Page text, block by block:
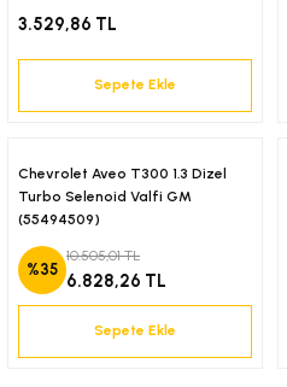
3.529,86 TL
Sepete Ekle
Chevrolet Aveo T300 1.3 Dizel
Turbo Selenoid Valfi GM
(55494509)
%35
10.505,01 TL
6.828,26 TL
Sepete Ekle